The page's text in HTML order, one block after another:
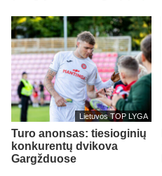
Lietuvos TOP LYGA
Turo anonsas: tiesioginių
konkurentų dvikova
Gargžduose